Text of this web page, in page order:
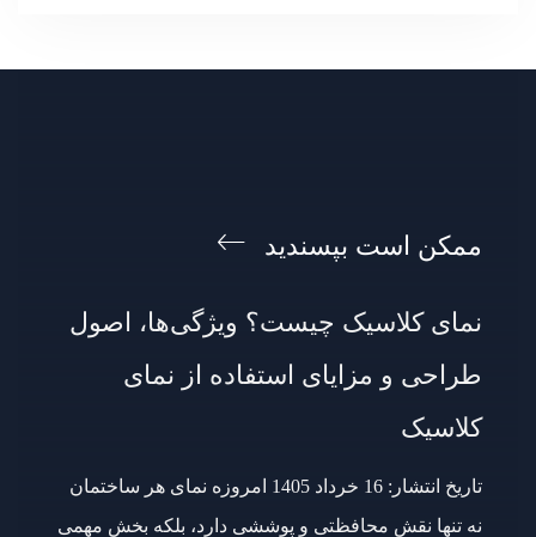
ممکن است بپسندید
نمای کلاسیک چیست؟ ویژگی‌ها، اصول
طراحی و مزایای استفاده از نمای
کلاسیک
تاریخ انتشار: 16 خرداد 1405 امروزه نمای هر ساختمان
نه تنها نقش محافظتی و پوششی دارد، بلکه بخش مهمی